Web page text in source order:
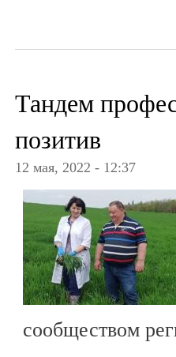
Тандем
позитив
12 мая, 2022 - 12:37
сообществом